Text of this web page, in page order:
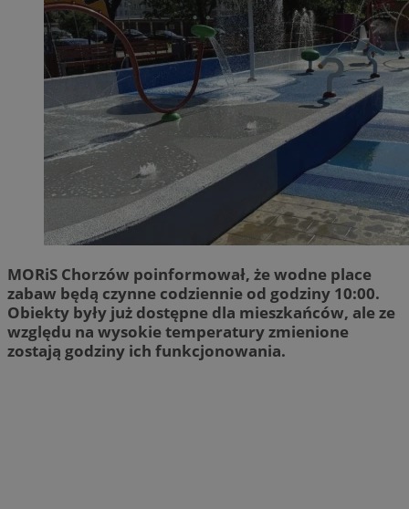
MORiS Chorzów poinformował, że wodne place
zabaw będą czynne codziennie od godziny 10:00.
Obiekty były już dostępne dla mieszkańców, ale ze
względu na wysokie temperatury zmienione
zostają godziny ich funkcjonowania.